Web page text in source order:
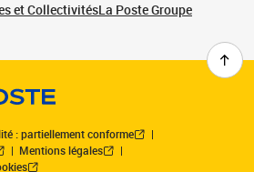
et CollectivitésLa Poste Groupe
: partiellement conforme
Mentions légales